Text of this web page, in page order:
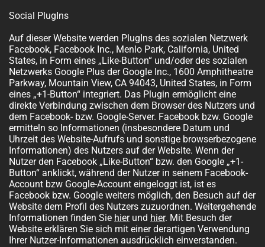
Social PlugIns
Auf dieser Website werden PlugIns des sozialen Netzwerk
Facebook, Facebook Inc., Menlo Park, California, United
States, in Form eines „Like-Button“ und/oder des sozialen
Netzwerks Google Plus der Google Inc., 1600 Amphitheatre
Parkway, Mountain View, CA 94043, United States, in Form
eines „+1-Button“ integriert. Das Plugin ermöglicht eine
direkte Verbindung zwischen dem Browser des Nutzers und
dem Facebook- bzw. Google-Server. Facebook bzw. Google
ermitteln so Informationen (insbesondere Datum und
Uhrzeit des Website-Aufrufs und sonstige browserbezogene
Informationen) des Nutzers auf der Website. Wenn der
Nutzer den Facebook „Like-Button“ bzw. den Google „+1-
Button“ anklickt, während der Nutzer in seinem Facebook-
Account bzw Google-Account eingeloggt ist, ist es
Facebook bzw. Google weiters möglich, den Besuch auf der
Website dem Profil des Nutzers zuzuordnen. Weitergehende
Informationen finden Sie hierund hier. Mit Besuch der
Website erklären Sie sich mit einer derartigen Verwendung
Ihrer Nutzer-Informationen ausdrücklich einverstanden.